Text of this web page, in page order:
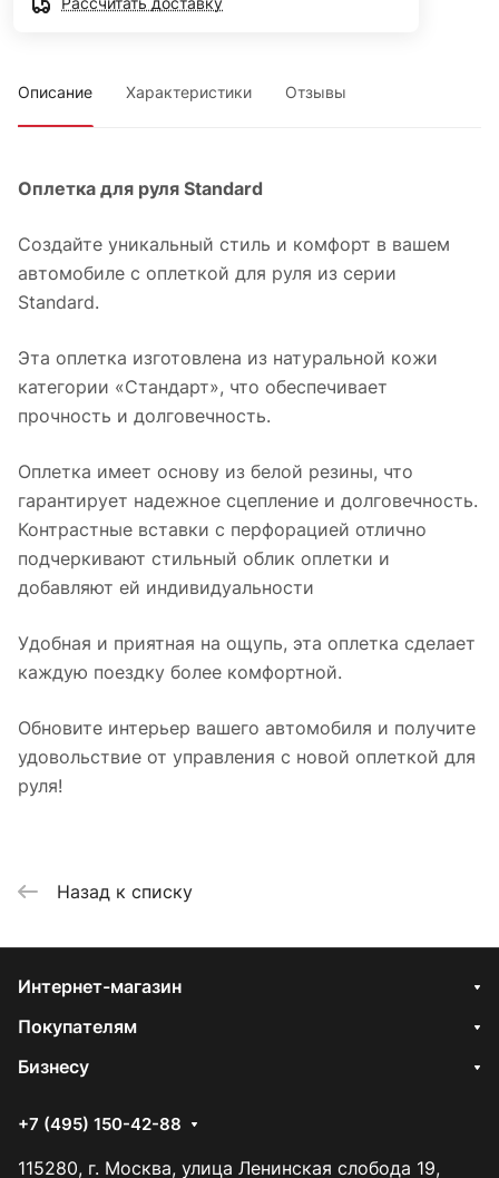
Описание Характеристики Отзывы
Оплетка для руля Standard
Создайте уникальный стиль и комфорт в вашем
автомобиле с оплеткой для руля из серии
Standard.
Эта оплетка изготовлена из натуральной кожи
категории «Стандарт», что обеспечивает
прочность и долговечность.
Оплетка имеет основу из белой резины, что
гарантирует надежное сцепление и долговечность.
Контрастные вставки с перфорацией отлично
подчеркивают стильный облик оплетки и
добавляют ей индивидуальности
Удобная и приятная на ощупь, эта оплетка сделает
каждую поездку более комфортной.
Обновите интерьер вашего автомобиля и получите
удовольствие от управления с новой оплеткой для
руля!
Назад к списку
Интернет-магазин
Покупателям
Бизнесу
+7 (495) 150-42-88
115280, г. Москва, улица Ленинская слобода 19,